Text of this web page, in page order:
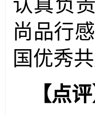
尚品行
国优秀
【点评